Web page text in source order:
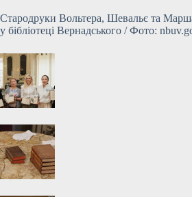
Стародруки Вольтера, Шевальє та
у бібліотеці Вернадського / Фото: